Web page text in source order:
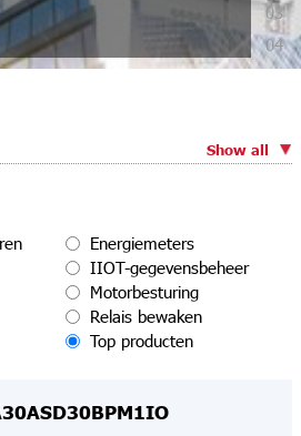
03
04
Show all
Energiemeters
IIOT-gegevensbeheer
Motorbesturing
Relais bewaken
Top producten